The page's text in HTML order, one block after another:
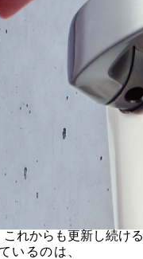
れからも更新し続ける
いるのは、